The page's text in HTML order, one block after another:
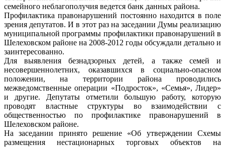
семейного неблагополучия ведется банк данных района.
Профилактика правонарушений постоянно находится в поле
зрения депутатов. И в этот раз на заседании Думы реализацию
муниципальной программы профилактики правонарушений в
Шелеховском районе на 2008-2012 годы обсуждали детально и
заинтересованно.
Для выявления безнадзорных детей, а также семей и
несовершеннолетних, оказавшихся в социально-опасном
положении, на территории района проводились
межведомственные операции «Подросток», «Семья», Лидер»
и другие. Депутаты отметили большую работу, которую
проводят властные структуры во взаимодействии с
общественностью по профилактике правонарушений в
Шелеховском районе.
На заседании принято решение «Об утверждении Схемы
размещения нестационарных торговых объектов на